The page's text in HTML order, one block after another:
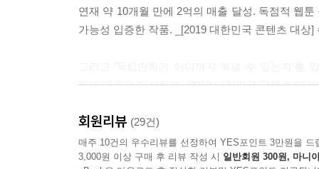
연재 약 10개월 만에 2억의 매출 달성. 독점적 웹
가능성 입증한 작품. _[2019 대한민국 콘텐츠 대상]
원의 매출을 달성하고, [2019 대한민국 콘텐츠 대
『극락왕생』이 갖고 있는 것은 이러한 의의만
탄탄한 세계관과 만화로서의 재미다. 2011년, 처
동시에 불러일으키는 가까운 과거에 퇴마와 환생
회원리뷰 (29건)
매주 10건의 우수리뷰를 선정하여 YES포인트 3만원을 드
3,000원 이상 구매 후 리뷰 작성 시 일반회원 300원, 마니